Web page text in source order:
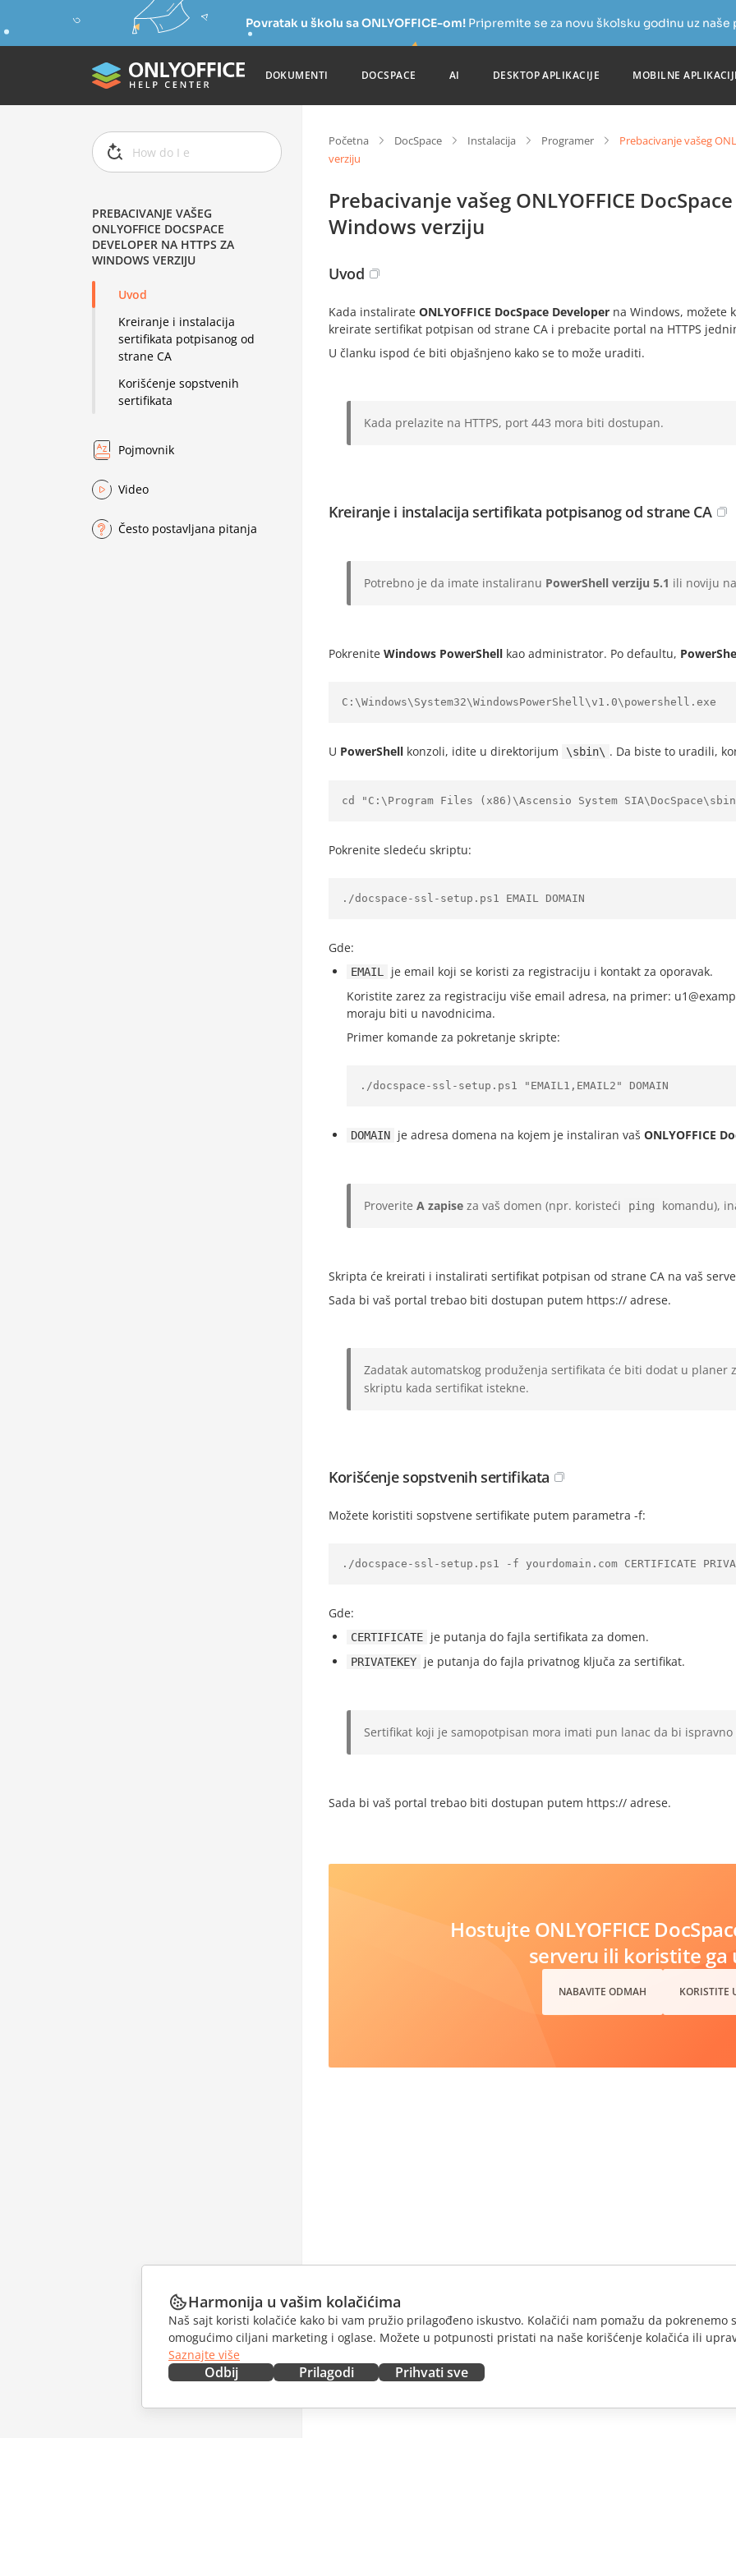
Povratak u školu sa ONLYOFFICE-om!Pripremite se za novu školsku godinu uz
DOKUMENTI DOCSPACE AI DESKTOP APLIKACIJE MOBILNE
PREBACIVANJE VAŠEG
ONLYOFFICE DOCSPACE
DEVELOPER NA HTTPS ZA
WINDOWS VERZIJU
Uvod
Kreiranje i instalacija
sertifikata potpisanog od
strane CA
Korišćenje sopstvenih
sertifikata
Pojmovnik
Video
Često postavljana pitanja
Početna DocSpace Instalacija Programer
Prebacivanje vašeg
verziju
Prebacivanje vašeg ONLYOFFICE
Windows verziju
Uvod
Kada instalirate ONLYOFFICE DocSpace Developer na Windows, možete
kreirate sertifikat potpisan od strane CA i prebacite portal na HTTPS
U članku ispod će biti objašnjeno kako se to može uraditi.
Kada prelazite na HTTPS, port 443 mora biti dostupan.
Kreiranje i instalacija sertifikata potpisanog od strane CA
Potrebno je da imate instaliranu PowerShell verziju 5.1 ili noviju
Pokrenite Windows PowerShell kao administrator. Po defaultu,
C:\Windows\System32\WindowsPowerShell\v1.0\powershell.exe
U PowerShell konzoli, idite u direktorijum \sbin\ . Da biste to uradili,
cd "C:\Program Files (x86)\Ascensio System
Pokrenite sledeću skriptu:
./docspace-ssl-setup.ps1 EMAIL DOMAIN
Gde:
EMAIL
je email koji se koristi za registraciju i kontakt za oporavak.
Koristite zarez za registraciju više email adresa, na primer:
moraju biti u navodnicima.
Primer komande za pokretanje skripte:
./docspace-ssl-setup.ps1 "EMAIL1,EMAIL2" DOMAIN
DOMAIN je adresa domena na kojem je instaliran vaš ONLYOFFICE
Proverite A zapise za vaš domen (npr. koristeći ping komandu),
Skripta će kreirati i instalirati sertifikat potpisan od strane CA na vaš
Sada bi vaš portal trebao biti dostupan putem https:// adrese.
Zadatak automatskog produženja sertifikata će biti dodat u planer
skriptu kada sertifikat istekne.
Korišćenje sopstvenih sertifikata
Možete koristiti sopstvene sertifikate putem parametra -f:
./docspace-ssl-setup.ps1 -f yourdomain.com CERTIFICATE
Gde:
CERTIFICATE je putanja do fajla sertifikata za domen.
PRIVATEKEY je putanja do fajla privatnog ključa za sertifikat.
Sertifikat koji je samopotpisan mora imati pun lanac da bi ispravno
Sada bi vaš portal trebao biti dostupan putem https:// adrese.
Hostujte ONLYOFFICE
serveru ili koristite ga
NABAVITE ODMAH KORISTITE
Harmonija u vašim kolačićima
Naš sajt koristi kolačiće kako bi vam pružio prilagođeno iskustvo. Kolačići nam pomažu da pokrenemo
omogućimo ciljani marketing i oglase. Možete u potpunosti pristati na naše korišćenje kolačića ili
Saznajte više
Odbij Prilagodi Prihvati sve